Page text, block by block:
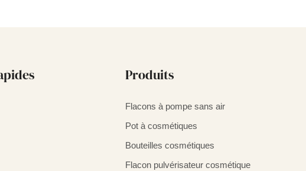
Produits
Flacons à pompe sans air
Pot à cosmétiques
Bouteilles cosmétiques
Flacon pulvérisateur cosmétique